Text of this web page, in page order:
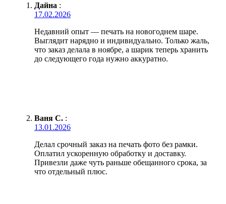
Дайна :
17.02.2026
Недавний опыт — печать на новогоднем шаре.
Выглядит нарядно и индивидуально. Только жаль,
что заказ делала в ноябре, а шарик теперь хранить
до следующего года нужно аккуратно.
Ваня С. :
13.01.2026
Делал срочный заказ на печать фото без рамки.
Оплатил ускоренную обработку и доставку.
Привезли даже чуть раньше обещанного срока, за
что отдельный плюс.